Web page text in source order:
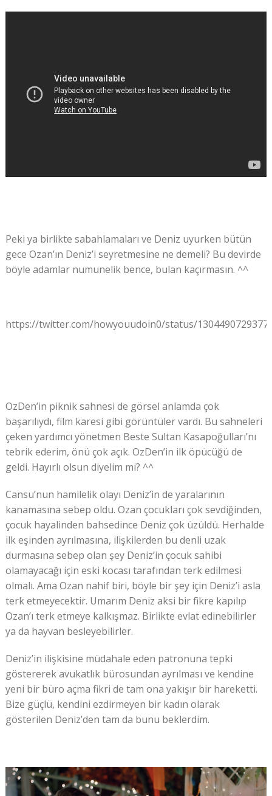
Peki ya birlikte sabahlamaları ve Deniz uyurken bütün
gece Ozan’ın Deniz’i seyretmesine ne demeli? Bu devirde
böyle adamlar numunelik bence, bulan kaçırmasın. ^^
https://twitter.com/howyouudoin0/status/
OzDen’in piknik sahnesi de görsel anlamda çok
başarılıydı, film karesi gibi görüntüler vardı. Bu sahneleri
çeken yardımcı yönetmen Beste Sultan Kasapoğulları’nı
tebrik ederim, önü çok açık. OzDen’in ilk öpücüğü de
geldi. Hayırlı olsun diyelim mi? ^^
Cansu’nun hamilelik olayı Deniz’in de yaralarının
kanamasına sebep oldu. Ozan çocukları çok sevdiğinden,
çocuk hayalinden bahsedince Deniz çok üzüldü. Herhalde
ilk eşinden ayrılmasına, ilişkilerden bu denli uzak
durmasına sebep olan şey Deniz’in çocuk sahibi
olamayacağı için eski kocası tarafından terk edilmesi
olmalı. Ama Ozan nahif biri, böyle bir şey için Deniz’i asla
terk etmeyecektir. Umarım Deniz aksi bir fikre kapılıp
Ozan’ı terk etmeye kalkışmaz. Birlikte evlat edinebilirler
ya da hayvan besleyebilirler.
Deniz’in ilişkisine müdahale eden patronuna tepki
göstererek avukatlık bürosundan ayrılması ve kendine
yeni bir büro açma fikri de tam ona yakışır bir hareketti.
Bize güçlü, kendini ezdirmeyen bir kadın olarak
gösterilen Deniz’den tam da bunu beklerdim.